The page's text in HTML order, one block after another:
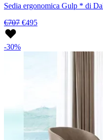
Sedia ergonomica Gulp * di
€707 €495
-30%